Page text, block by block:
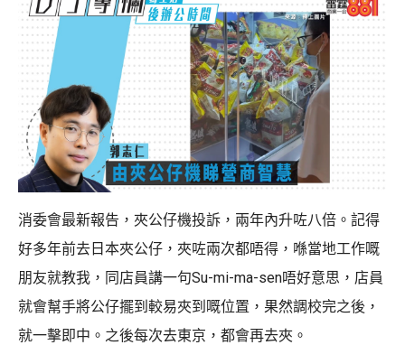
消委會最新報告，夾公仔機投訴，兩年內升咗八倍。記得
好多年前去日本夾公仔，夾咗兩次都唔得，喺當地工作嘅
朋友就教我，同店員講一句Su-mi-ma-sen唔好意思，店員
就會幫手將公仔擺到較易夾到嘅位置，果然調校完之後，
就一擊即中。之後每次去東京，都會再去夾。